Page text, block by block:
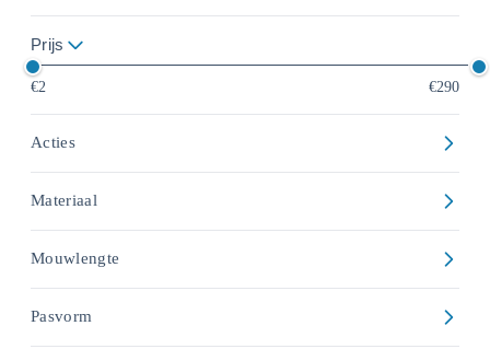
Prijs
€2 €290
Acties
Materiaal
Mouwlengte
Pasvorm